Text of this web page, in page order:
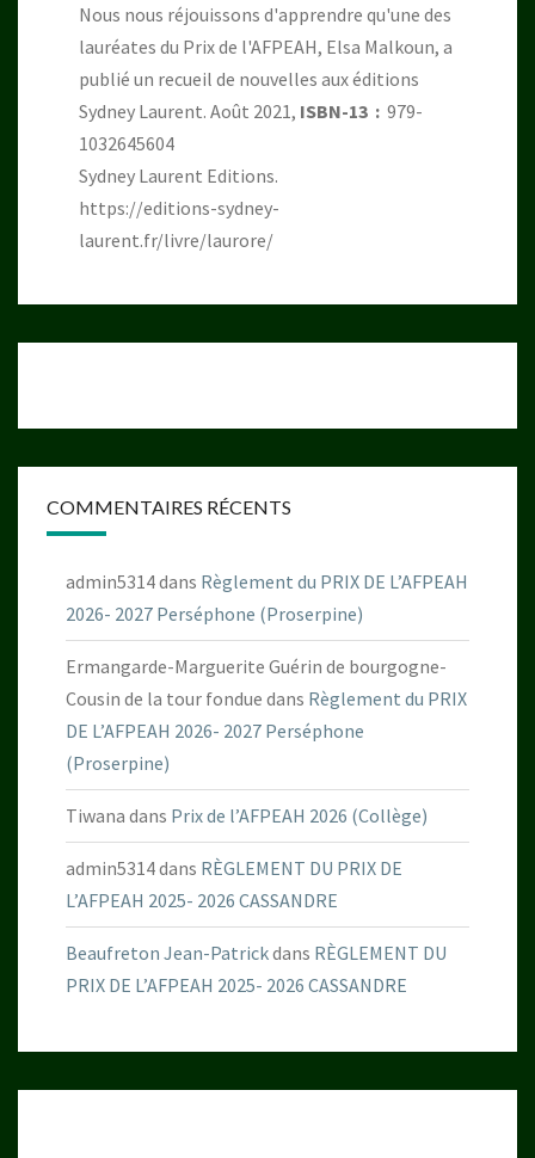
Nous nous réjouissons d'apprendre qu'une des
lauréates du Prix de l'AFPEAH, Elsa Malkoun, a
publié un recueil de nouvelles aux éditions
Sydney Laurent. Août 2021,
ISBN-13 ‏ : ‎ 979-
1032645604
Sydney Laurent Editions.
https://editions-sydney-
laurent.fr/livre/laurore/
COMMENTAIRES RÉCENTS
admin5314dans Règlement du PRIX DE L’AFPEAH
2026- 2027 Perséphone (Proserpine)
Ermangarde-Marguerite Guérin de bourgogne-
Cousin de la tour fondue dans Règlement du PRIX
DE L’AFPEAH 2026- 2027 Perséphone
(Proserpine)
Tiwana dans Prix de l’AFPEAH 2026 (Collège)
admin5314dans RÈGLEMENT DU PRIX DE
L’AFPEAH 2025- 2026 CASSANDRE
Beaufreton Jean-Patrickdans RÈGLEMENT DU
PRIX DE L’AFPEAH 2025- 2026 CASSANDRE